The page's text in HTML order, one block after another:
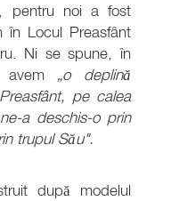
pentru noi a fost
în Locul Preasfânt
Ni se spune, în
„o deplină
pe calea
a deschis-o prin
trupul Său".
după modelul